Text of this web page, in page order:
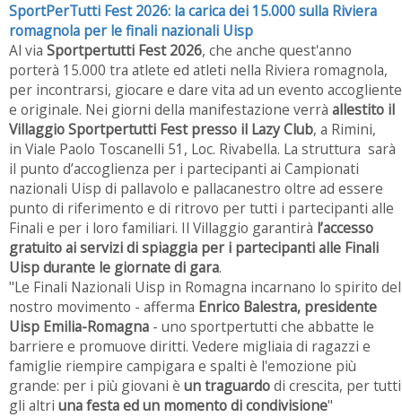
SportPerTutti Fest 2026: la carica dei 15.000 sulla Riviera
romagnola per le finali nazionali Uisp
Al via Sportpertutti Fest 2026, che anche quest'anno
porterà 15.000 tra atlete ed atleti nella Riviera romagnola,
per incontrarsi, giocare e dare vita ad un evento accogliente
e originale. Nei giorni della manifestazione verrà allestito il
Villaggio Sportpertutti Fest presso il Lazy Club, a Rimini,
in Viale Paolo Toscanelli 51, Loc. Rivabella. La struttura sarà
il punto d’accoglienza per i partecipanti ai Campionati
nazionali Uisp di pallavolo e pallacanestro oltre ad essere
punto di riferimento e di ritrovo per tutti i partecipanti alle
Finali e per i loro familiari. Il Villaggio garantirà l’accesso
gratuito ai servizi di spiaggia per i partecipanti alle Finali
Uisp durante le giornate di gara.
"Le Finali Nazionali Uisp in Romagna incarnano lo spirito del
nostro movimento - afferma Enrico Balestra, presidente
Uisp Emilia-Romagna - uno sportpertutti che abbatte le
barriere e promuove diritti. Vedere migliaia di ragazzi e
famiglie riempire campigara e spalti è l'emozione più
grande: per i più giovani è un traguardodi crescita, per tutti
gli altri una festa ed un momento di condivisione"